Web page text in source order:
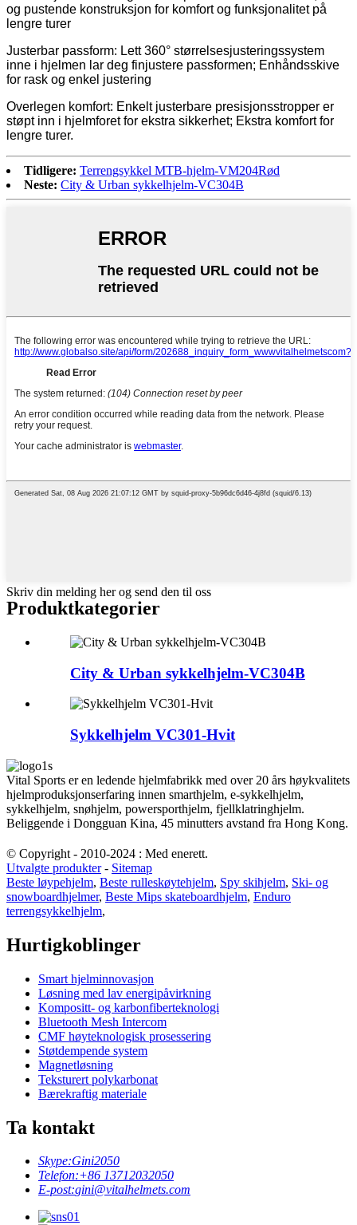
og pustende konstruksjon for komfort og funksjonalitet på
lengre turer
Justerbar passform: Lett 360° størrelsesjusteringssystem
inne i hjelmen lar deg finjustere passformen; Enhåndsskive
for rask og enkel justering
Overlegen komfort: Enkelt justerbare presisjonsstropper er
støpt inn i hjelmforet for ekstra sikkerhet; Ekstra komfort for
lengre turer.
Tidligere: Terrengsykkel MTB-hjelm-VM204Rød
Neste: City & Urban sykkelhjelm-VC304B
Skriv din melding her og send den til oss
Produktkategorier
City & Urban sykkelhjelm-VC304B
Sykkelhjelm VC301-Hvit
Vital Sports er en ledende hjelmfabrikk med over 20 års høykvalitets
hjelmproduksjonserfaring innen smarthjelm, e-sykkelhjelm,
sykkelhjelm, snøhjelm, powersporthjelm, fjellklatringhjelm.
Beliggende i Dongguan Kina, 45 minutters avstand fra Hong Kong.
© Copyright - 2010-2024 : Med enerett.
Utvalgte produkter- Sitemap
Beste løypehjelm, Beste rulleskøytehjelm, Spy skihjelm, Ski- og
snowboardhjelmer, Beste Mips skateboardhjelm, Enduro
terrengsykkelhjelm,
Hurtigkoblinger
Smart hjelminnovasjon
Løsning med lav energipåvirkning
Kompositt- og karbonfiberteknologi
Bluetooth Mesh Intercom
CMF høyteknologisk prosessering
Støtdempende system
Magnetløsning
Teksturert polykarbonat
Bærekraftig materiale
Ta kontakt
Skype:Gini2050
Telefon:+86 13712032050
E-post:gini@vitalhelmets.com